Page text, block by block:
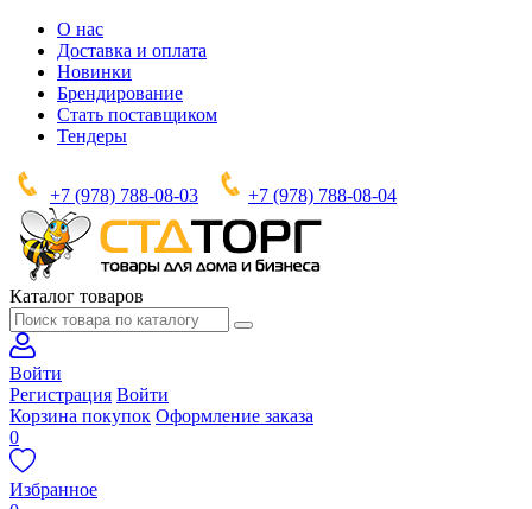
О нас
Доставка и оплата
Новинки
Брендирование
Стать поставщиком
Тендеры
+7 (978) 788-08-03 +7 (978) 788-08-04
Каталог товаров
Войти
Регистрация Войти
Корзина покупок Оформление заказа
0
Избранное